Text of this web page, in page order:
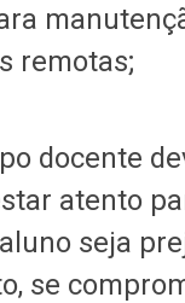
remotas;
docente
atento
seja
se